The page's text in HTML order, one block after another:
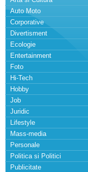
Auto Moto
Corporative
Divertisment
Ecologie
Entertainment
Foto
Hi-Tech
Hobby
Job
Juridic
Lifestyle
Mass-media
Personale
Politica si Politici
Publicitate